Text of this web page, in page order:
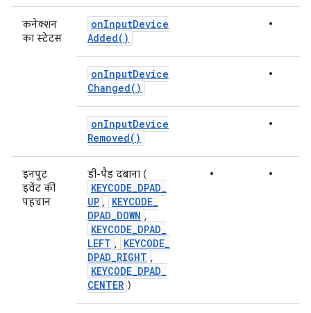
कनेक्शन
का स्टेटस
onInputDevice
Added( )
•
onInputDevice
Changed( )
•
onInputDevice
Removed( )
•
इनपुट
इवेंट की
पहचान
डी-पैड दबाना (
KEYCODE_DPAD_
UP , KEYCODE_
DPAD_DOWN ,
KEYCODE_DPAD_
LEFT , KEYCODE_
DPAD_RIGHT ,
KEYCODE_DPAD_
CENTER )
• •